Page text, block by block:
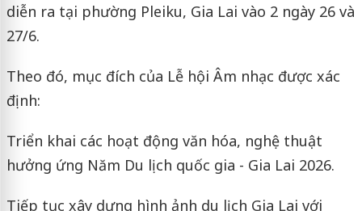
diễn ra tại phường Pleiku, Gia Lai vào 2 ngày 26 và
27/6.
Theo đó, mục đích của Lễ hội Âm nhạc được xác
định:
Triển khai các hoạt động văn hóa, nghệ thuật
hưởng ứng Năm Du lịch quốc gia - Gia Lai 2026.
Tiếp tục xây dựng hình ảnh du lịch Gia Lai với